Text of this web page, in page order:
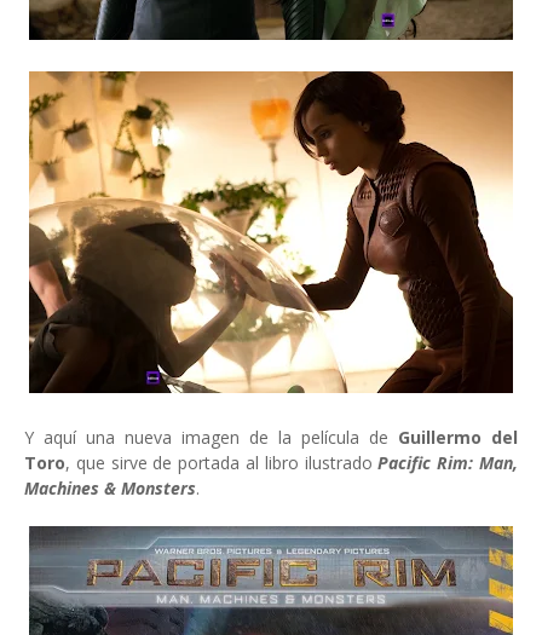
Y aquí una nueva imagen de la película de Guillermo del
Toro, que sirve de portada al libro ilustradoPacific Rim: Man,
Machines & Monsters.